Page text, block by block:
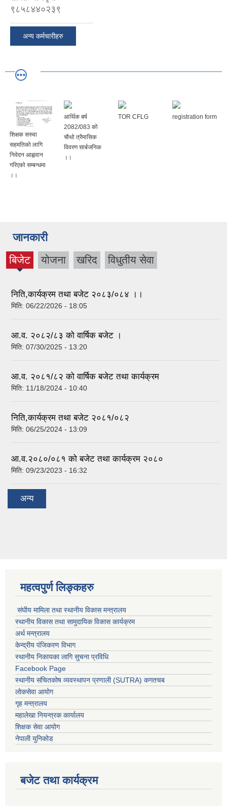
९८५८४४०२३९
अन्य कर्मचारीहरु
शिक्षक सरुवा
सहमतिको लागि
निवेदन आह्ववान
गरिएको सम्बन्धमा
।।
आर्थिक बर्ष
2082/083 को
चौथो त्रैमासिक
विवरण सार्बजनिक
।।
TOR CFLG registration form
जानकारी
बिजेट
(active
योजना खरिद विधुतीय सेवा
निति,कार्यक्रम तथा बजेट २०८३/०८४ ।।
मिति: 06/22/2026 - 18:05
आ.व. २०८२/८३ को वार्षिक बजेट ।
मिति: 07/30/2025 - 13:20
आ.व. २०८१/८२ को वार्षिक बजेट तथा कार्यक्रम
मिति: 11/18/2024 - 10:40
निति,कार्यक्रम तथा बजेट २०८१/०८२
मिति: 06/25/2024 - 13:09
आ.व.२०८०/०८१ को बजेट तथा कार्यक्रम २०८०
मिति: 09/23/2023 - 16:32
अन्य
महत्वपुर्ण लिङ्कहरु
संघीय मामिला तथा स्थानीय विकास मन्त्रालय
स्थानीय विकास तथा सामुदायिक विकास कार्यक्रम
अर्थ मन्त्रालय
केन्द्रीय पंजिकरण विभाग
स्थानीय निकायका लागि सुचना प्रविधि
Facebook Page
स्थानीय संचितकोष व्यवस्थापन प्रणाली (SUTRA) कगतचब
लोकसेवा आयोग
गृह मन्त्रालय
महालेखा नियन्त्रक कार्यालय
शिक्षक सेवा आयोग
नेपाली युनिकोड
बजेट तथा कार्यक्रम